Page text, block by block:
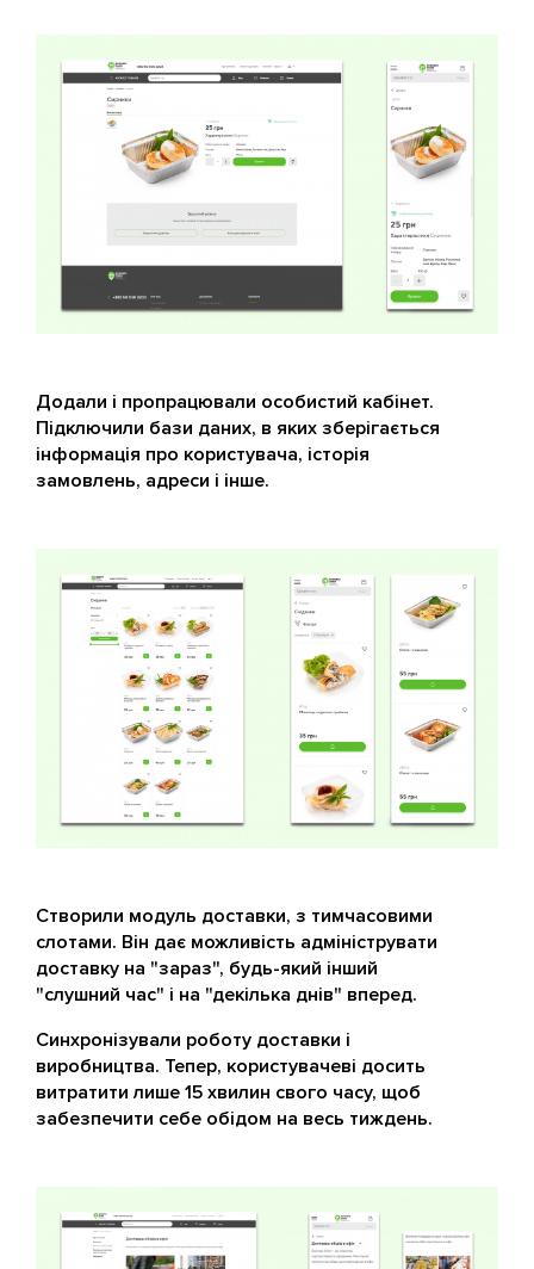
Додали і пропрацювали особистий кабінет.
Підключили бази даних, в яких зберігається
інформація про користувача, історія
замовлень, адреси і інше.
Створили модуль доставки, з тимчасовими
слотами. Він дає можливість адмініструвати
доставку на "зараз", будь-який інший
"слушний час" і на "декілька днів" вперед.
Синхронізували роботу доставки і
виробництва. Тепер, користувачеві досить
витратити лише 15 хвилин свого часу, щоб
забезпечити себе обідом на весь тиждень.